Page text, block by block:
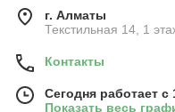
г. Алматы
Текстильная 14, 1
Контакты
Сегодня работает с
Показать весь